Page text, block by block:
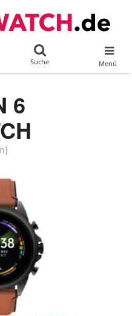
Suche Menü
6